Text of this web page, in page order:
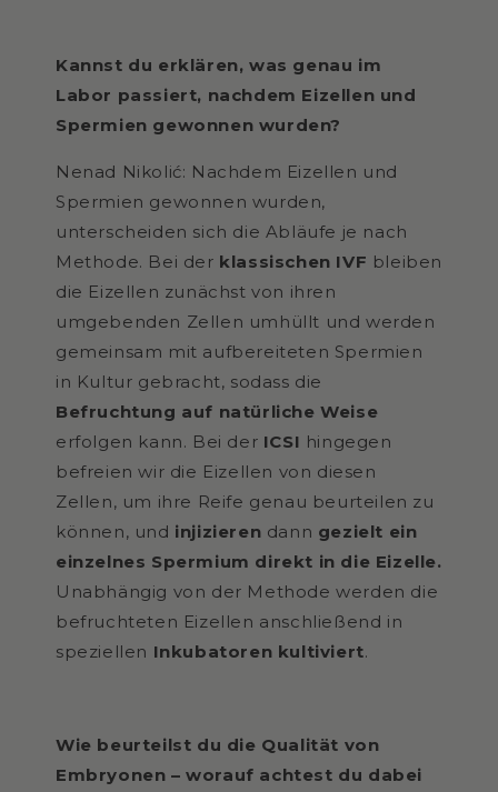
Kannst du erklären, was genau im
Labor passiert, nachdem Eizellen und
Spermien gewonnen wurden?
Nenad Nikolić: Nachdem Eizellen und
Spermien gewonnen wurden,
unterscheiden sich die Abläufe je nach
Methode. Bei der klassischen IVF bleiben
die Eizellen zunächst von ihren
umgebenden Zellen umhüllt und werden
gemeinsam mit aufbereiteten Spermien
in Kultur gebracht, sodass die
Befruchtung auf natürliche Weise
erfolgen kann. Bei der ICSI hingegen
befreien wir die Eizellen von diesen
Zellen, um ihre Reife genau beurteilen zu
können, und injizieren dann gezielt ein
einzelnes Spermium direkt in die Eizelle.
Unabhängig von der Methode werden die
befruchteten Eizellen anschließend in
speziellen Inkubatoren kultiviert.
Wie beurteilst du die Qualität von
Embryonen – worauf achtest du dabei